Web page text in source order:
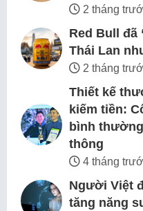
2 tháng
Red Bull đã
Thái Lan
2 tháng
Thiết kế
kiếm tiền:
bình
thông
4 tháng
Người Việt
tăng năng